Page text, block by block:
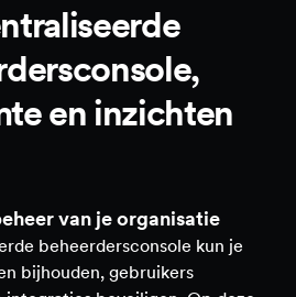
en inzichten
van je organisatie
beheerdersconsole kun je
bijhouden, gebruikers